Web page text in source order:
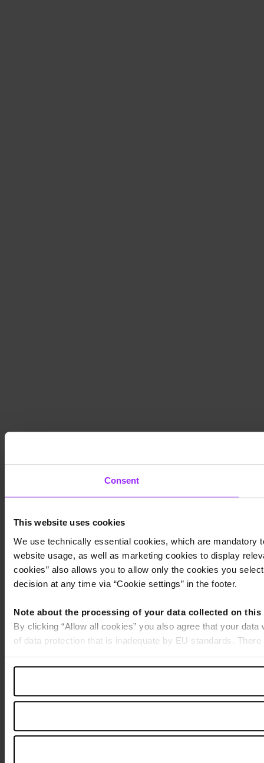
Consent
This website uses cookies
We use technically essential cookies, which are mandatory
website usage, as well as marketing cookies to display
cookies” also allows you to allow only the cookies you
decision at any time via “Cookie settings” in the footer.
Note about the processing of your data collected on this
By clicking “Allow all cookies” you also agree that your
of data protection that is inadequate by EU standards.